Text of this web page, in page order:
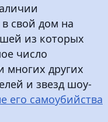
в свой дом на
из которых
число
других
и звезд шоу-
его самоубийства